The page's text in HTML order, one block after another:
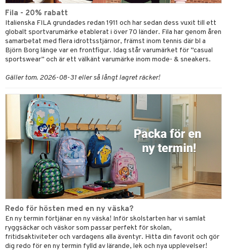
Fila - 20% rabatt
Italienska FILA grundades redan 1911 och har sedan dess vuxit till ett
globalt sportvarumärke etablerat i över 70 länder. Fila har genom åren
samarbetat med flera idrottsstjärnor, främst inom tennis där bl a
Björn Borg länge var en frontfigur. Idag står varumärket för ”casual
sportswear” och är ett välkänt varumärke inom mode- & sneakers.
Gäller tom. 2026-08-31 eller så långt lagret räcker!
Redo för hösten med en ny väska?
En ny termin förtjänar en ny väska! Inför skolstarten har vi samlat
ryggsäckar och väskor som passar perfekt för skolan,
fritidsaktiviteter och vardagens alla äventyr. Hitta din favorit och gör
dig redo för en ny termin fylld av lärande, lek och nya upplevelser!